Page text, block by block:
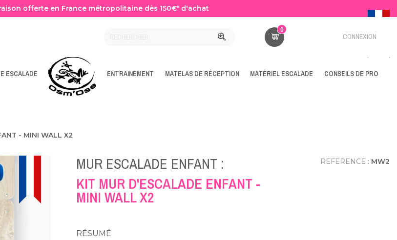
offerte en France métropolitaine dès 150€* d'achat
0
CONNEXION
ESCALADE ENTRAINEMENT MATELAS DE RÉCEPTION MATÉRIEL ESCALADE CONSEILS DE PRO
- MINI WALL X2
MUR ESCALADE ENFANT :
KIT MUR D'ESCALADE ENFANT -
MINI WALL X2
REFERENCE : MW2
RÉSUMÉ